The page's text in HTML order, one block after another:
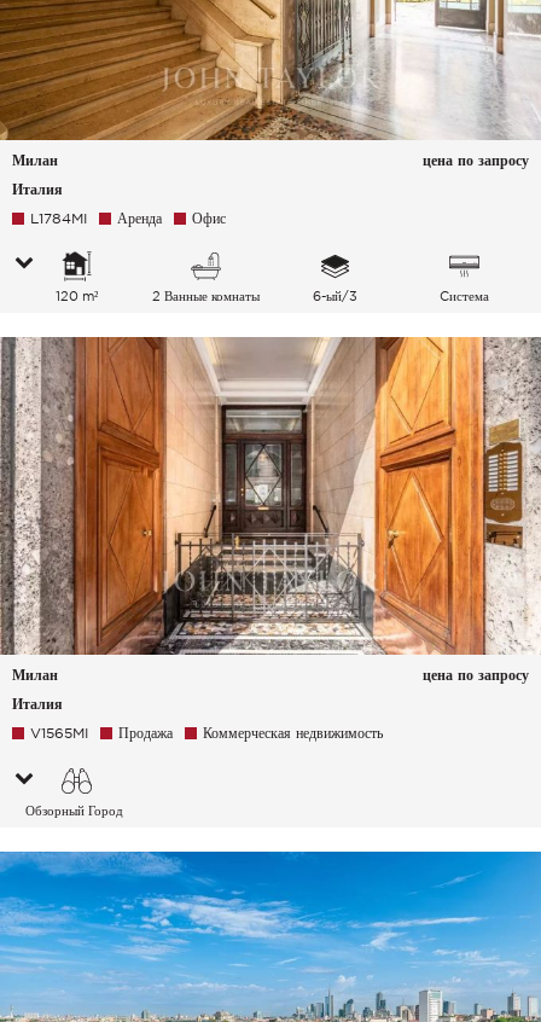
Милан
Италия
цена по запросу
L1784MI Аренда Офис
120 m² 2 Ванные комнаты 6-ый/3
Cистема
воздуха
Милан
Италия
цена по запросу
V1565MI Продажа Коммерческая недвижимость
Обзорный Город